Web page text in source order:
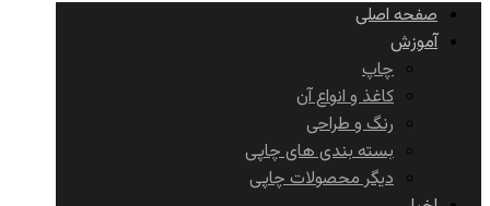
صفحه اصلی
آموزش
چاپ
کاغذ و انواع آن
رنگ و طراحی
بسته بندی های چاپی
دیگر محصولات چاپی